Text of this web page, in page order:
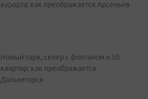
курорта: как преображается Арсеньев
Новый парк, сквер с фонтаном и 50
квартир: как преображается
Дальнегорск